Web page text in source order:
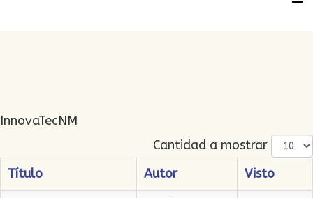
InnovaTecNM
Cantidad a mostrar
Título
Autor Visto